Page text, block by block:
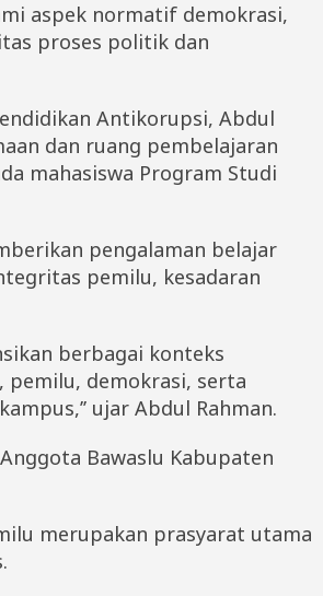
aspek normatif demokrasi,
proses politik dan
Antikorupsi, Abdul
dan ruang pembelajaran
mahasiswa Program Studi
pengalaman belajar
pemilu, kesadaran
berbagai konteks
pemilu, demokrasi, serta
ujar Abdul Rahman.
Bawaslu Kabupaten
merupakan prasyarat utama